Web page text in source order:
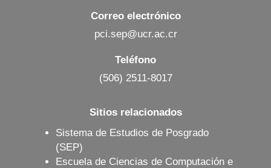
Correo electrónico
pci.sep@ucr.ac.cr
Teléfono
(506) 2511-8017
Sitios relacionados
Sistema de Estudios de Posgrado
(SEP)
Escuela de Ciencias de Computación e